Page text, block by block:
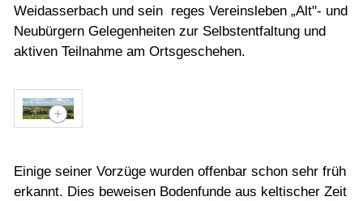
Weidasserbach und sein reges Vereinsleben „Alt"- und
Neubürgern Gelegenheiten zur Selbstentfaltung und
aktiven Teilnahme am Ortsgeschehen.
Einige seiner Vorzüge wurden offenbar schon sehr früh
erkannt. Dies beweisen Bodenfunde aus keltischer Zeit